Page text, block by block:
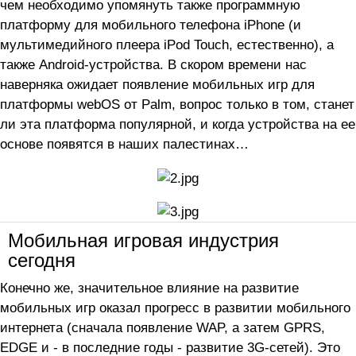
чем необходимо упомянуть также программную
платформу для мобильного телефона iPhone (и
мультимедийного плеера iPod Touch, естественно), а
также Android-устройства. В скором времени нас
наверняка ожидает появление мобильных игр для
платформы webOS от Palm, вопрос только в том, станет
ли эта платформа популярной, и когда устройства на ее
основе появятся в наших палестинах…
Мобильная игровая индустрия
сегодня
Конечно же, значительное влияние на развитие
мобильных игр оказал прогресс в развитии мобильного
интернета (сначала появление WAP, а затем GPRS,
EDGE и - в последние годы - развитие 3G-сетей). Это